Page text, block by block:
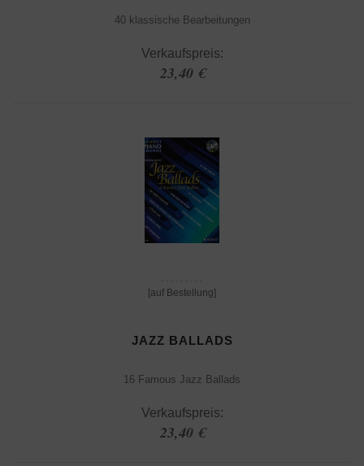
40 klassische Bearbeitungen
Verkaufspreis:
23,40 €
[auf Bestellung]
JAZZ BALLADS
16 Famous Jazz Ballads
Verkaufspreis:
23,40 €